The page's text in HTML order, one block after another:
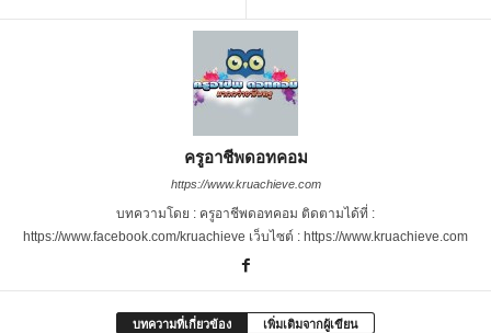
ครูอาชีพดอทคอม
https://www.kruachieve.com
บทความโดย : ครูอาชีพดอทคอม ติดตามได้ที่ :
https://www.facebook.com/kruachieve เว็บไซต์ : https://www.kruachieve.com
บทความที่เกี่ยวข้อง เพิ่มเติมจากผู้เขียน